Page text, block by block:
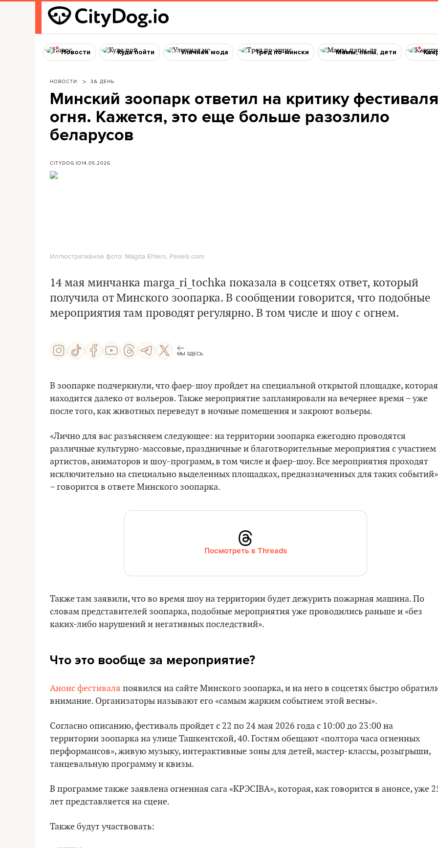
Новости Куда пойти Уличная мода Тред по-мински Мамы, папы, дети
НОВОСТИ ЗА ДЕНЬ
Минский зоопарк ответил на критику фестиваля
огня. Кажется, это еще больше разозлило
беларусов
CITYDOG.IO14.05.2026
Иллюстративное фото: Magda Ehlers, Pexels.com.
14 мая минчанка marga_ri_tochka показала в соцсетях ответ, который
получила от Минского зоопарка. В сообщении говорится, что подобные
мероприятия там проводят регулярно. В том числе и шоу с огнем.
МЫ ЗДЕСЬ
В зоопарке подчеркнули, что фаер-шоу пройдет на специальной открытой площадке, которая
находится далеко от вольеров. Также мероприятие запланировали на вечернее время – уже
после того, как животных переведут в ночные помещения и закроют вольеры.
«Лично для вас разъясняем следующее: на территории зоопарка ежегодно проводятся
различные культурно-массовые, праздничные и благотворительные мероприятия с участием
артистов, аниматоров и шоу-программ, в том числе и фаер-шоу. Все мероприятия проходят
исключительно на специально выделенных площадках, предназначенных для таких
– говорится в ответе Минского зоопарка.
Посмотреть в Threads
Также там заявили, что во время шоу на территории будет дежурить пожарная машина. По
словам представителей зоопарка, подобные мероприятия уже проводились раньше и «без
каких-либо нарушений и негативных последствий».
Что это вообще за мероприятие?
Анонс фестиваля появился на сайте Минского зоопарка, и на него в соцсетях быстро
внимание. Организаторы называют его «самым жарким событием этой весны».
Согласно описанию, фестиваль пройдет с 22 по 24 мая 2026 года с 10:00 до 23:00 на
территории зоопарка на улице Ташкентской, 40. Гостям обещают «полтора часа огненных
перформансов», живую музыку, интерактивные зоны для детей, мастер-классы, розыгрыши,
танцевальную программу и квизы.
В программе также заявлена огненная сага «KРЭСIВА», которая, как говорится в анонсе, уже
лет представляется на сцене.
Также будут участвовать: